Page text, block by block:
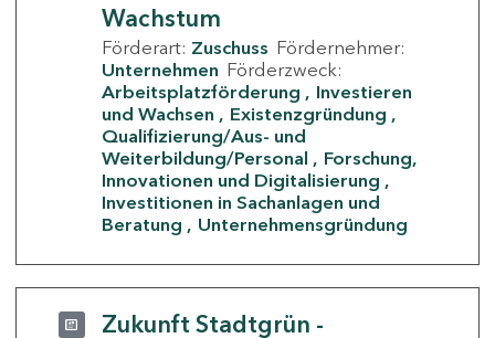
Wachstum
Förderart: Zuschuss Fördernehmer:
Unternehmen Förderzweck:
Arbeitsplatzförderung
Investieren
und Wachsen
Existenzgründung
Qualifizierung/Aus- und
Weiterbildung/Personal
Forschung,
Innovationen und Digitalisierung
Investitionen in Sachanlagen und
Beratung
Unternehmensgründung
Zukunft Stadtgrün -